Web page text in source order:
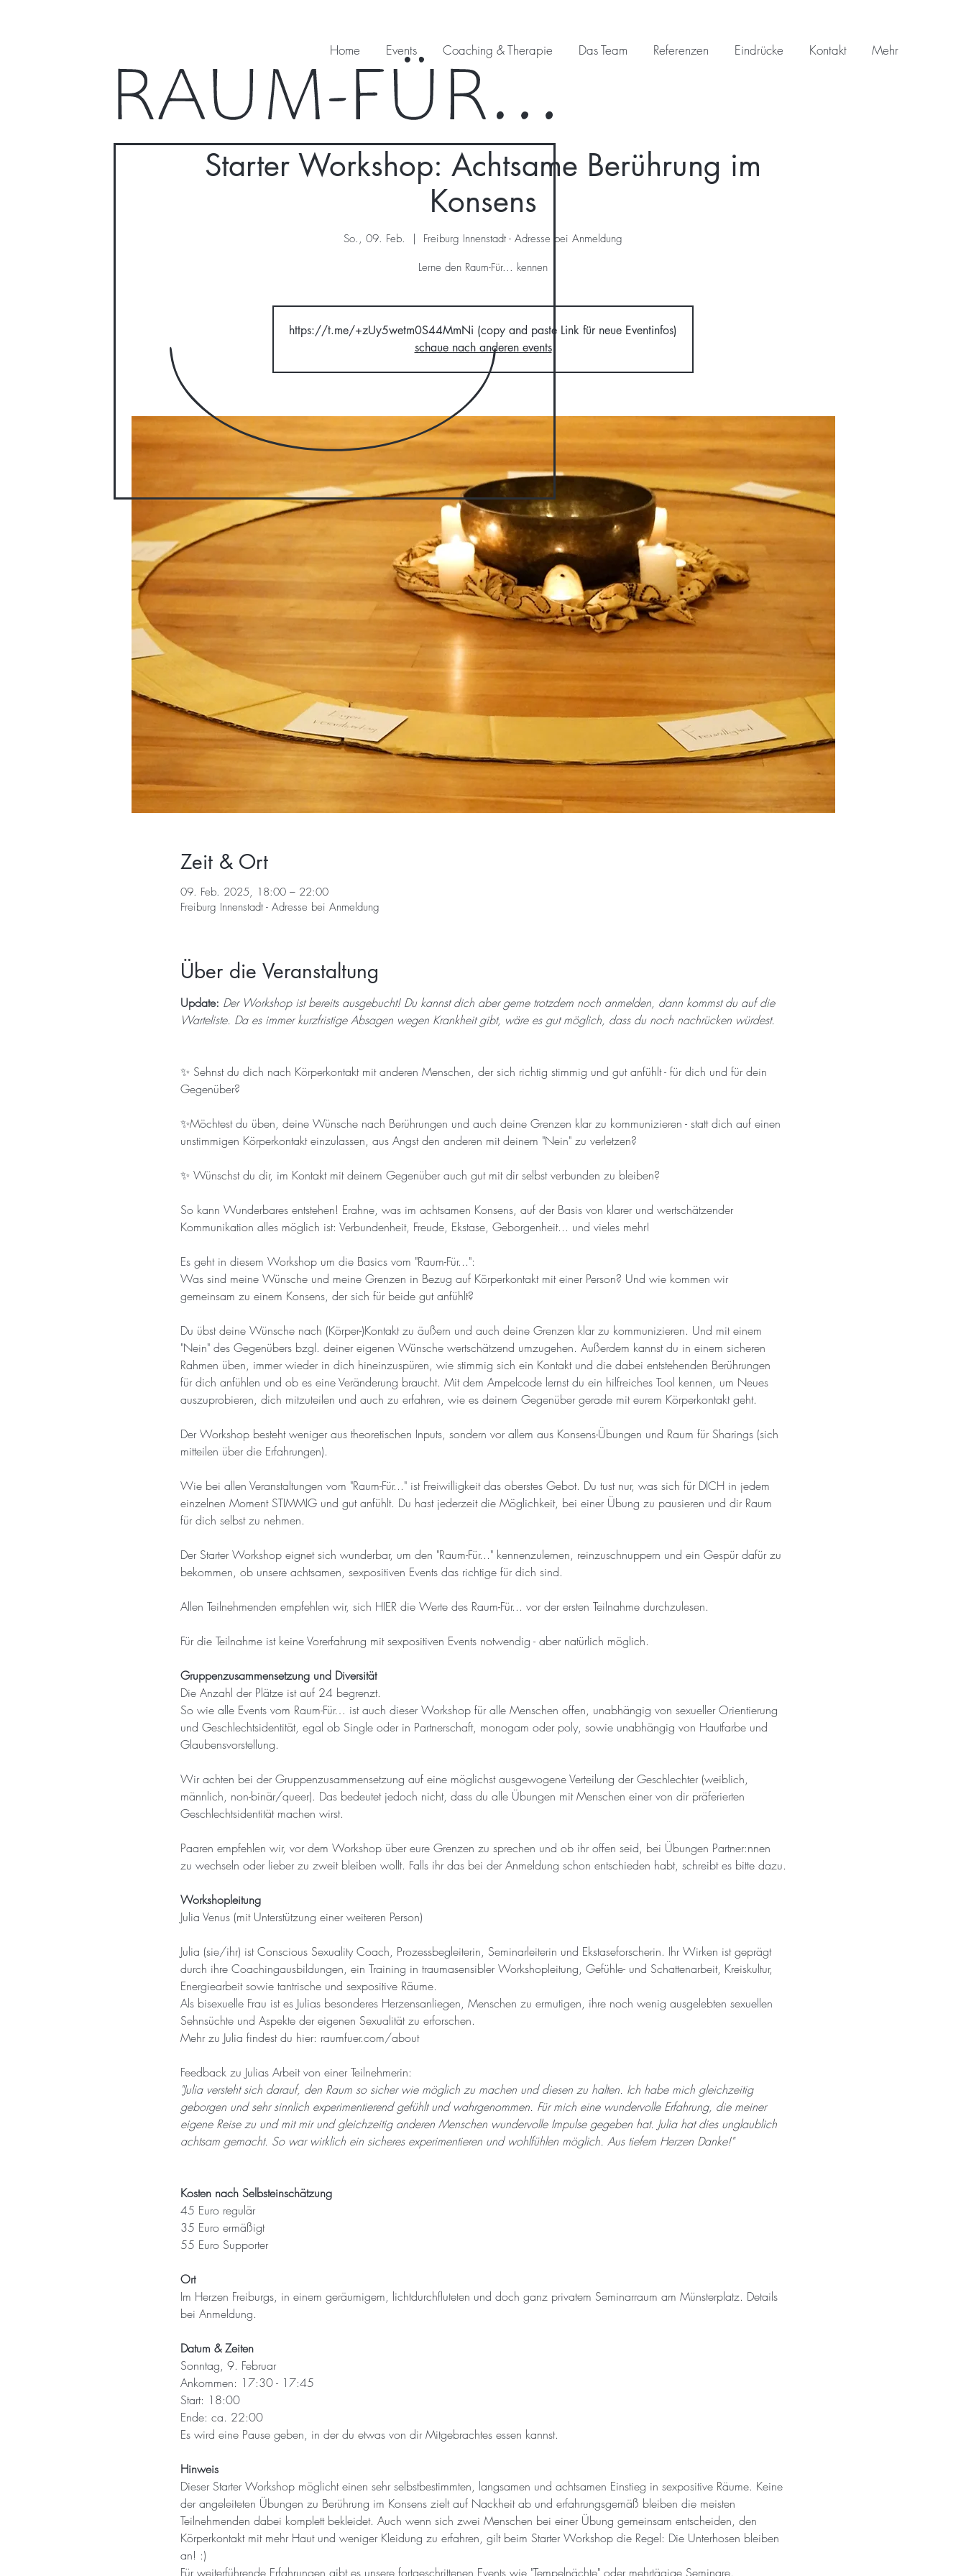
Home Events Coaching & Therapie Das Team Referenzen Eindrücke Kontakt Mehr
Starter Workshop: Achtsame Berührung im
Konsens
So., 09. Feb.
  |
Freiburg Innenstadt - Adresse bei Anmeldung
Lerne den Raum-Für... kennen
https://t.me/+zUy5wetm0S44MmNi (copy and paste Link für neue Eventinfos)
schaue nach anderen events
Zeit & Ort
09. Feb. 2025, 18:00 – 22:00
Freiburg Innenstadt - Adresse bei Anmeldung
Über die Veranstaltung
Update: Der Workshop ist bereits ausgebucht! Du kannst dich aber gerne trotzdem noch anmelden, dann kommst du auf die
Warteliste. Da es immer kurzfristige Absagen wegen Krankheit gibt, wäre es gut möglich, dass du noch nachrücken würdest.
✨ Sehnst du dich nach Körperkontakt mit anderen Menschen, der sich richtig stimmig und gut anfühlt - für dich und für dein
Gegenüber?
✨Möchtest du üben, deine Wünsche nach Berührungen und auch deine Grenzen klar zu kommunizieren - statt dich auf einen
unstimmigen Körperkontakt einzulassen, aus Angst den anderen mit deinem "Nein" zu verletzen?
✨ Wünschst du dir, im Kontakt mit deinem Gegenüber auch gut mit dir selbst verbunden zu bleiben?
So kann Wunderbares entstehen! Erahne, was im achtsamen Konsens, auf der Basis von klarer und wertschätzender
Kommunikation alles möglich ist: Verbundenheit, Freude, Ekstase, Geborgenheit... und vieles mehr!
Es geht in diesem Workshop um die Basics vom "Raum-Für...":
Was sind meine Wünsche und meine Grenzen in Bezug auf Körperkontakt mit einer Person? Und wie kommen wir
gemeinsam zu einem Konsens, der sich für beide gut anfühlt?
Du übst deine Wünsche nach (Körper-)Kontakt zu äußern und auch deine Grenzen klar zu kommunizieren. Und mit einem
"Nein" des Gegenübers bzgl. deiner eigenen Wünsche wertschätzend umzugehen. Außerdem kannst du in einem sicheren
Rahmen üben, immer wieder in dich hineinzuspüren, wie stimmig sich ein Kontakt und die dabei entstehenden Berührungen
für dich anfühlen und ob es eine Veränderung braucht. Mit dem Ampelcode lernst du ein hilfreiches Tool kennen, um Neues
auszuprobieren, dich mitzuteilen und auch zu erfahren, wie es deinem Gegenüber gerade mit eurem Körperkontakt geht.
Der Workshop besteht weniger aus theoretischen Inputs, sondern vor allem aus Konsens-Übungen und Raum für Sharings (sich
mitteilen über die Erfahrungen).
Wie bei allen Veranstaltungen vom "Raum-Für..." ist Freiwilligkeit das oberstes Gebot. Du tust nur, was sich für DICH in jedem
einzelnen Moment STIMMIG und gut anfühlt. Du hast jederzeit die Möglichkeit, bei einer Übung zu pausieren und dir Raum
für dich selbst zu nehmen.
Der Starter Workshop eignet sich wunderbar, um den "Raum-Für..." kennenzulernen, reinzuschnuppern und ein Gespür dafür zu
bekommen, ob unsere achtsamen, sexpositiven Events das richtige für dich sind.
Allen Teilnehmenden empfehlen wir, sich HIER die Werte des Raum-Für... vor der ersten Teilnahme durchzulesen.
Für die Teilnahme ist keine Vorerfahrung mit sexpositiven Events notwendig - aber natürlich möglich.
Gruppenzusammensetzung und Diversität
Die Anzahl der Plätze ist auf 24 begrenzt.
So wie alle Events vom Raum-Für… ist auch dieser Workshop für alle Menschen offen, unabhängig von sexueller Orientierung
und Geschlechtsidentität, egal ob Single oder in Partnerschaft, monogam oder poly, sowie unabhängig von Hautfarbe und
Glaubensvorstellung.
Wir achten bei der Gruppenzusammensetzung auf eine möglichst ausgewogene Verteilung der Geschlechter (weiblich,
männlich, non-binär/queer). Das bedeutet jedoch nicht, dass du alle Übungen mit Menschen einer von dir präferierten
Geschlechtsidentität machen wirst.
Paaren empfehlen wir, vor dem Workshop über eure Grenzen zu sprechen und ob ihr offen seid, bei Übungen Partner:nnen
zu wechseln oder lieber zu zweit bleiben wollt. Falls ihr das bei der Anmeldung schon entschieden habt, schreibt es bitte dazu.
Workshopleitung
Julia Venus (mit Unterstützung einer weiteren Person)
Julia (sie/ihr) ist Conscious Sexuality Coach, Prozessbegleiterin, Seminarleiterin und Ekstaseforscherin. Ihr Wirken ist geprägt
durch ihre Coachingausbildungen, ein Training in traumasensibler Workshopleitung, Gefühle- und Schattenarbeit, Kreiskultur,
Energiearbeit sowie tantrische und sexpositive Räume.
Als bisexuelle Frau ist es Julias besonderes Herzensanliegen, Menschen zu ermutigen, ihre noch wenig ausgelebten sexuellen
Sehnsüchte und Aspekte der eigenen Sexualität zu erforschen.
Mehr zu Julia findest du hier: raumfuer.com/about
Feedback zu Julias Arbeit von einer Teilnehmerin:
"Julia versteht sich darauf, den Raum so sicher wie möglich zu machen und diesen zu halten. Ich habe mich gleichzeitig
geborgen und sehr sinnlich experimentierend gefühlt und wahrgenommen. Für mich eine wundervolle Erfahrung, die meiner
eigene Reise zu und mit mir und gleichzeitig anderen Menschen wundervolle Impulse gegeben hat. Julia hat dies unglaublich
achtsam gemacht. So war wirklich ein sicheres experimentieren und wohlfühlen möglich. Aus tiefem Herzen Danke!"
Kosten nach Selbsteinschätzung
45 Euro regulär
35 Euro ermäßigt
55 Euro Supporter
Ort
Im Herzen Freiburgs, in einem geräumigem, lichtdurchfluteten und doch ganz privatem Seminarraum am Münsterplatz. Details
bei Anmeldung.
Datum & Zeiten
Sonntag, 9. Februar
Ankommen: 17:30 - 17:45
Start: 18:00
Ende: ca. 22:00
Es wird eine Pause geben, in der du etwas von dir Mitgebrachtes essen kannst.
Hinweis
Dieser Starter Workshop möglicht einen sehr selbstbestimmten, langsamen und achtsamen Einstieg in sexpositive Räume. Keine
der angeleiteten Übungen zu Berührung im Konsens zielt auf Nackheit ab und erfahrungsgemäß bleiben die meisten
Teilnehmenden dabei komplett bekleidet. Auch wenn sich zwei Menschen bei einer Übung gemeinsam entscheiden, den
Körperkontakt mit mehr Haut und weniger Kleidung zu erfahren, gilt beim Starter Workshop die Regel: Die Unterhosen bleiben
an! :)
Für weiterführende Erfahrungen gibt es unsere fortgeschrittenen Events wie "Tempelnächte" oder mehrtägige Seminare.